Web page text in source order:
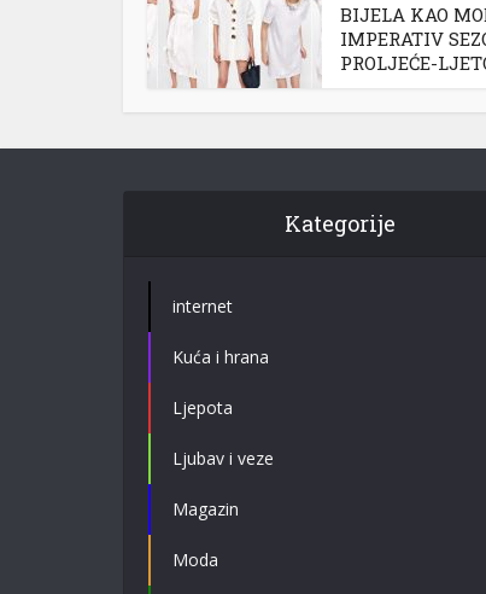
BIJELA KAO
IMPERATIV
PROLJEĆE-
Kategorije
internet
Kuća i hrana
Ljepota
Ljubav i veze
Magazin
Moda